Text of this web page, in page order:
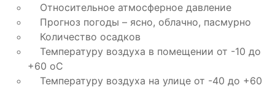
Относительное атмосферное давление
Прогноз погоды – ясно, облачно, пасмурно
Количество осадков
Температуру воздуха в помещении от -10 до
+60 оС
Температуру воздуха на улице от -40 до +60